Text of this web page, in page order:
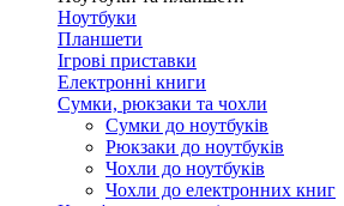
Ноутбуки
Планшети
Ігрові приставки
Електронні книги
Сумки, рюкзаки та чохли
Сумки до ноутбуків
Рюкзаки до ноутбуків
Чохли до ноутбуків
Чохли до електронних книг